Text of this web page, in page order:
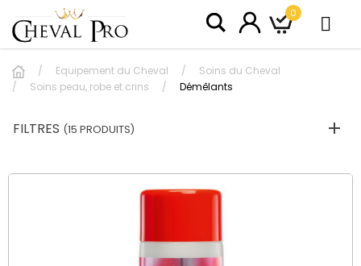
0
Equipement du Cheval
Soins du Cheval
Soins peau, robe et crins
Démêlants
FILTRES (15 PRODUITS)